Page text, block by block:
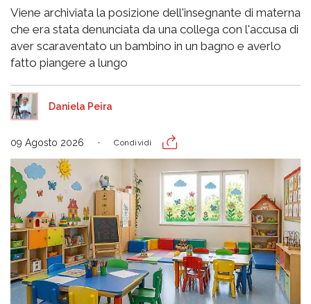
Viene archiviata la posizione dell'insegnante di materna
che era stata denunciata da una collega con l'accusa di
aver scaraventato un bambino in un bagno e averlo
fatto piangere a lungo
Daniela Peira
09 Agosto 2026 Condividi